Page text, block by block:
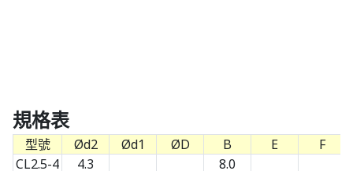
規格表
型號 Ød2 Ød1 ØD B E
F
CL2.5-4
4.3 8.0